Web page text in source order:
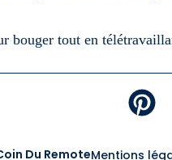
bouger tout en
Du RemoteMentions